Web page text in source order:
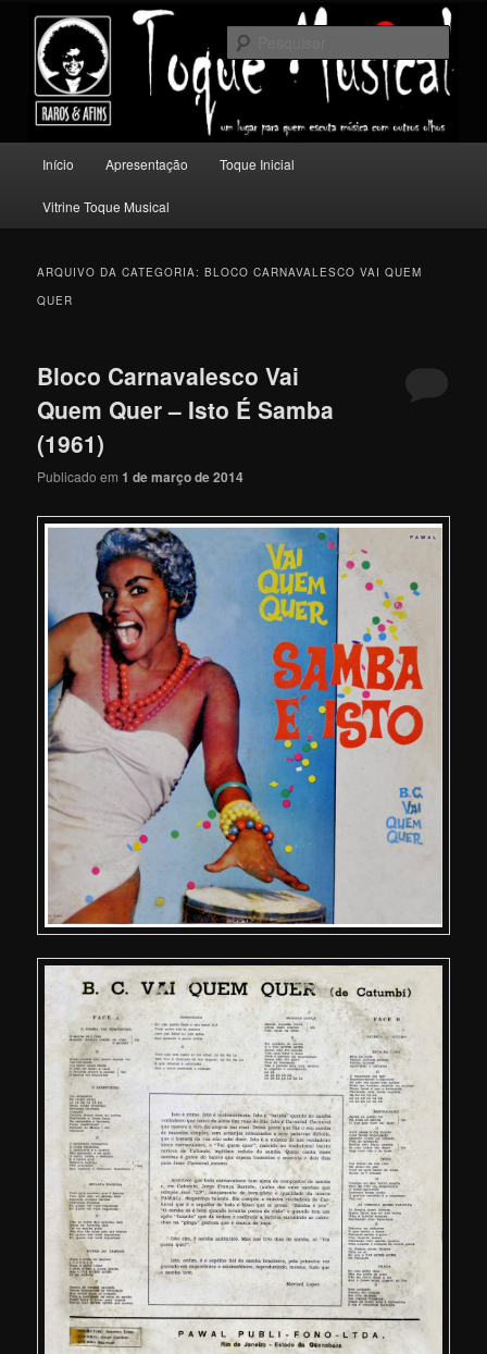
conteúdo
principal
conteúdo
secundário
Toque Musical
Um lugar para quem escuta música com outros olhos.
principal
Início Apresentação Toque Inicial
Vitrine Toque Musical
ARQUIVO DA CATEGORIA:BLOCO CARNAVALESCO VAI QUEM
QUER
Bloco Carnavalesco Vai
Quem Quer – Isto É Samba
(1961)
Publicado em1 de março de 2014